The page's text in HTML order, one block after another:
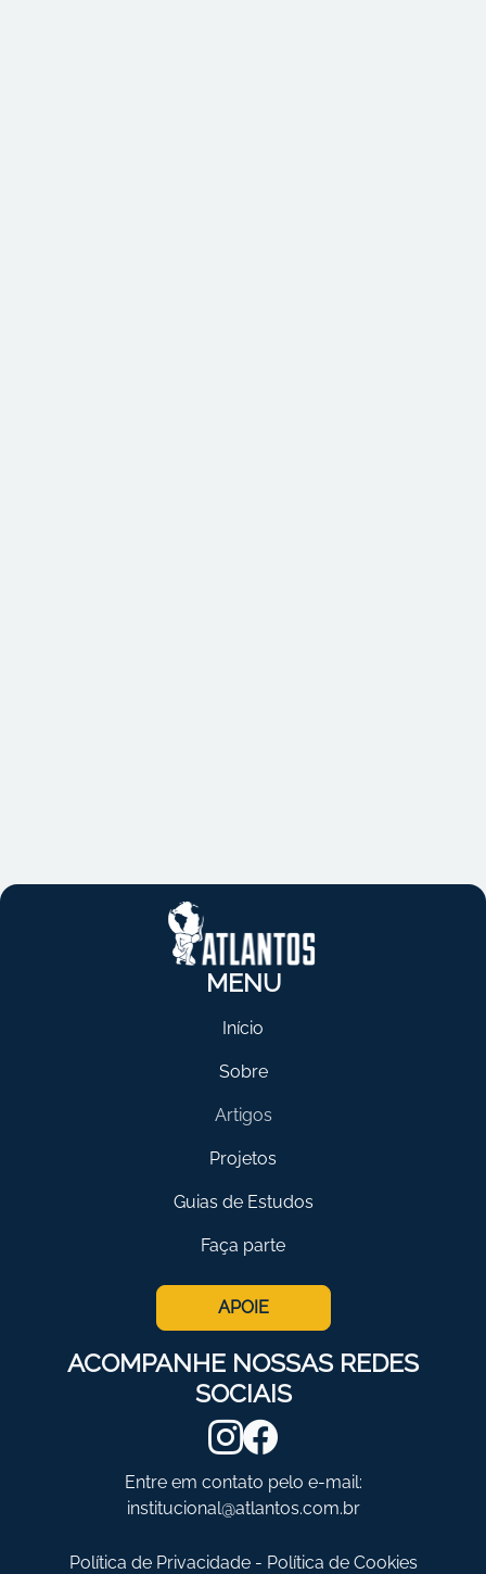
MENU
Início
Sobre
Artigos
Projetos
Guias de Estudos
Faça parte
APOIE
ACOMPANHE NOSSAS REDES
SOCIAIS
Entre em contato pelo e-mail:
institucional@atlantos.com.br
Política de Privacidade- Política de Cookies